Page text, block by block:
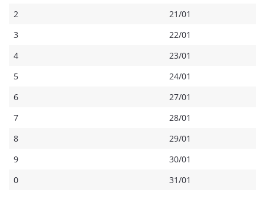
2
21/01
3
22/01
4
23/01
5
24/01
6
27/01
7
28/01
8
29/01
9
30/01
0
31/01